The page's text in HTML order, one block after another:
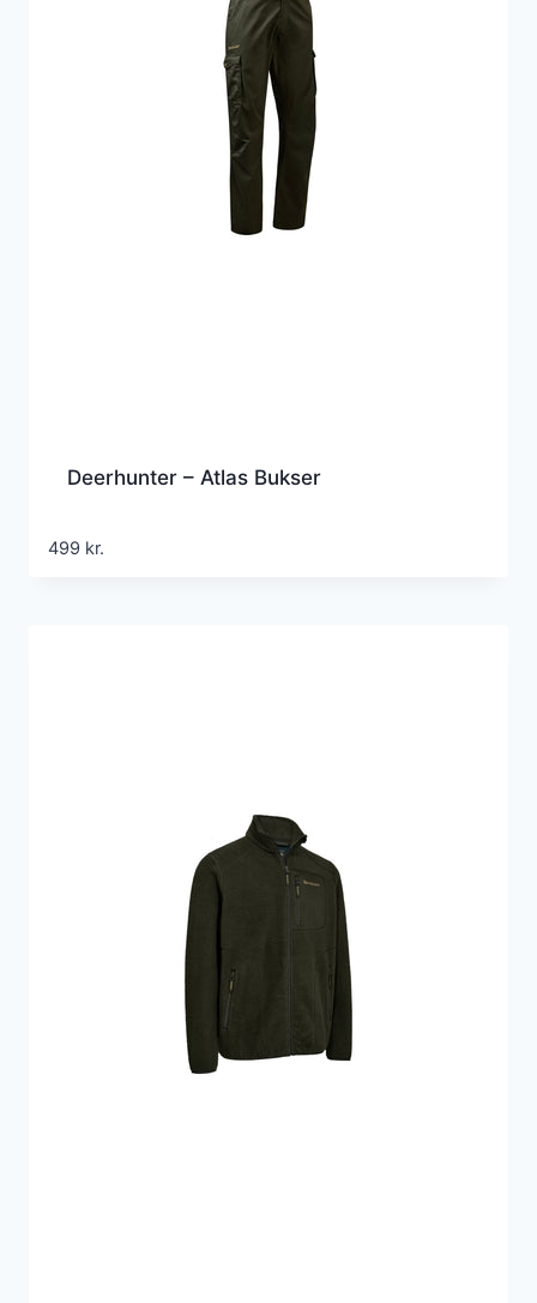
Deerhunter – Atlas Bukser
499 kr.